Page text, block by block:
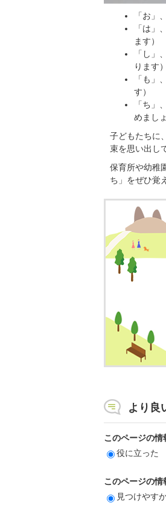
「お」
「は」
ます）
「し」
ります）
「も」
す）
「ち」
めまし
子どもたちに
束を思い出し
保育所や幼稚
ち」をぜひ覚
より良
このページの情
役に立った
このページの情
見つけやす